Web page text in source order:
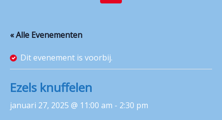
Brasserie
Kinderboerderij
Feest op de boerderij
Activiteiten
« Alle Evenementen
Dit evenement is voorbij.
Ezels knuffelen
januari 27, 2025 @ 11:00 am - 2:30 pm